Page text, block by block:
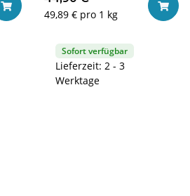
In den Warenkorb
49,89 € pro 1 kg
Sofort verfügbar
Lieferzeit: 2 - 3
Werktage
In